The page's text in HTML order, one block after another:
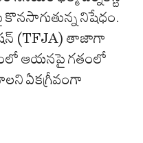
నిషేధం.
(TFJA) తాజాగా
ఆయనపై గతంలో
ఏకగ్రీవంగా